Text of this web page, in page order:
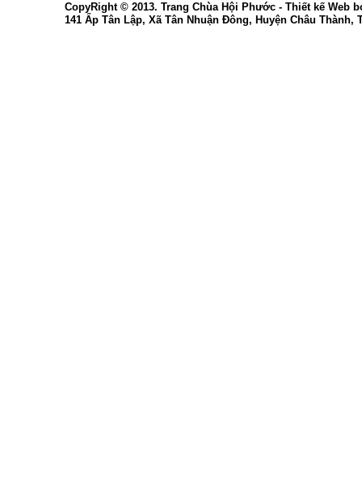
CopyRight © 2013. Trang Chùa Hội Phước - Thiết kế Web
141 Ấp Tân Lập, Xã Tân Nhuận Đông, Huyện Châu Thành,